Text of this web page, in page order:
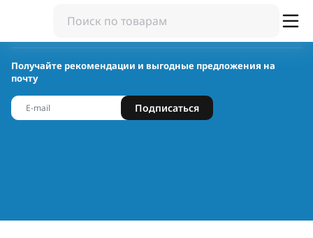
Получайте рекомендации и выгодные предложения на
почту
Подписаться